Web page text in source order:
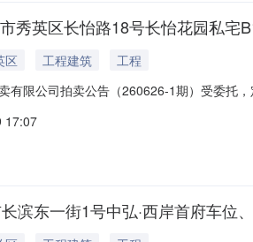
秀英区长怡路18号长怡花园私宅
区 工程建筑
工程
有限公司拍卖公告（260626-1期）受委托
卖公告》《竞买须知》。地址电话：海口
17:07
滨东一街1号中弘·西岸首府车